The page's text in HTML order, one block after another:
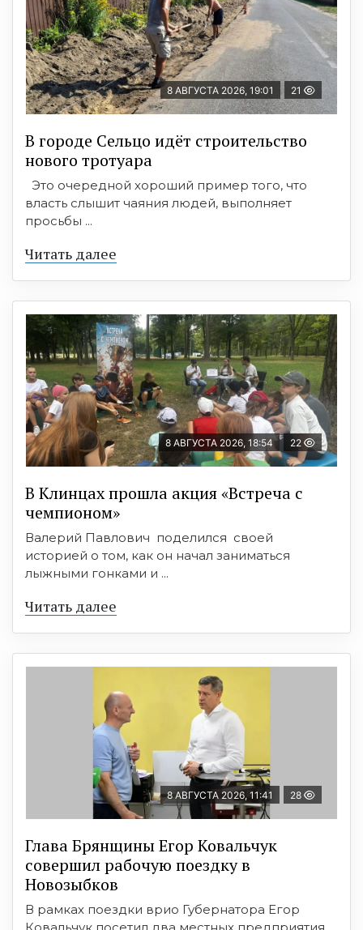
8 АВГУСТА 2026, 19:01 21
В городе Сельцо идёт строительство
нового тротуара
Это очередной хороший пример того, что
власть слышит чаяния людей, выполняет
просьбы ...
Читать далее
8 АВГУСТА 2026, 18:54 22
В Клинцах прошла акция «Встреча с
чемпионом»
Валерий Павлович поделился своей
историей о том, как он начал заниматься
лыжными гонками и ...
Читать далее
8 АВГУСТА 2026, 11:41 28
Глава Брянщины Егор Ковальчук
совершил рабочую поездку в
Новозыбков
В рамках поездки врио Губернатора Егор